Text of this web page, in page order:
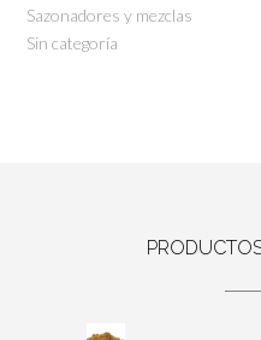
Sazonadores y mezclas
Sin categoría